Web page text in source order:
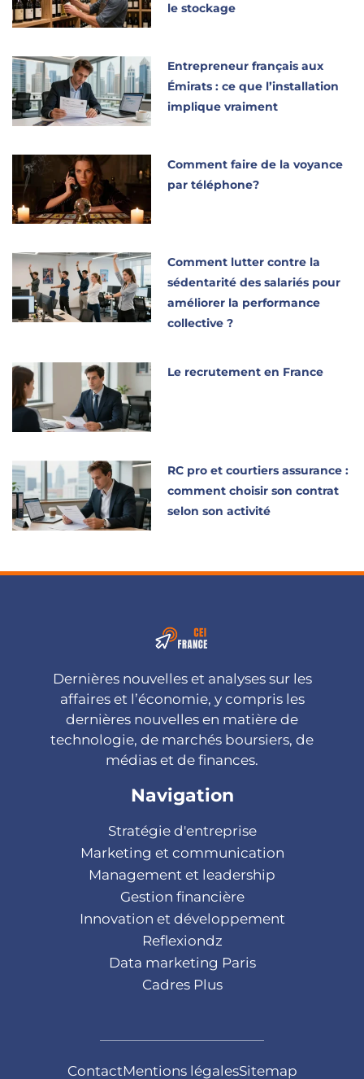
le stockage
Entrepreneur français aux
Émirats : ce que l’installation
implique vraiment
Comment faire de la voyance
par téléphone?
Comment lutter contre la
sédentarité des salariés pour
améliorer la performance
collective ?
Le recrutement en France
RC pro et courtiers assurance :
comment choisir son contrat
selon son activité
Dernières nouvelles et analyses sur les
affaires et l’économie, y compris les
dernières nouvelles en matière de
technologie, de marchés boursiers, de
médias et de finances.
Navigation
Stratégie d'entreprise
Marketing et communication
Management et leadership
Gestion financière
Innovation et développement
Reflexiondz
Data marketing Paris
Cadres Plus
ContactMentions légalesSitemap